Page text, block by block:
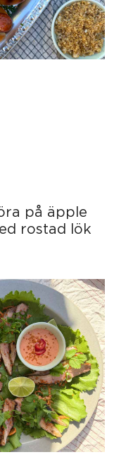
på äpple
rostad lök